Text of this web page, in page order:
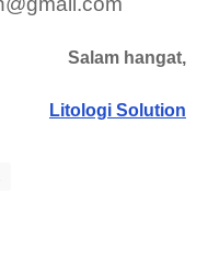
Salam hangat,
Litologi Solution